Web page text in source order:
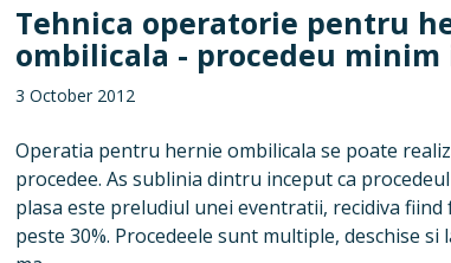
Tehnica operatorie pentru
ombilicala - procedeu minim
3 October 2012
Operatia pentru hernie ombilicala se poate
procedee. As sublinia dintru inceput ca
plasa este preludiul unei eventratii, recidiva
peste 30%. Procedeele sunt multiple, deschise si